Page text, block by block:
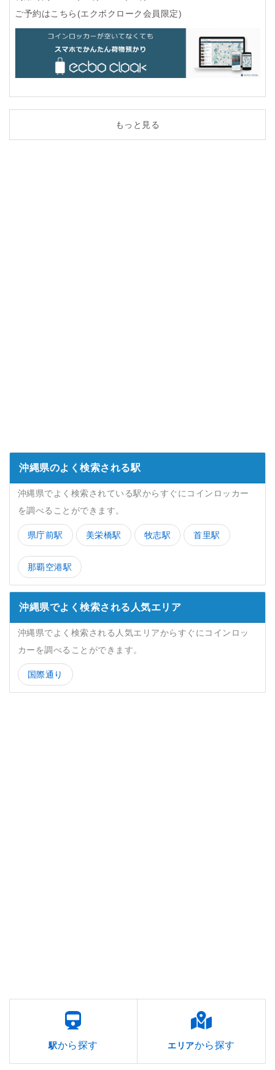
ご予約はこちら(エクボクローク会員限定)
もっと見る
沖縄県のよく検索される駅
沖縄県でよく検索されている駅からすぐにコインロッカー
を調べることができます。
県庁前駅 美栄橋駅 牧志駅 首里駅
那覇空港駅
沖縄県でよく検索される人気エリア
沖縄県でよく検索される人気エリアからすぐにコインロッ
カーを調べることができます。
国際通り
駅から探す エリアから探す